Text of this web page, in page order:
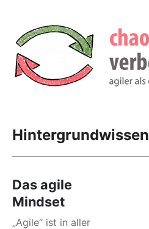
Hintergrundwissen
Das agile
Mindset
„Agile“ ist in aller